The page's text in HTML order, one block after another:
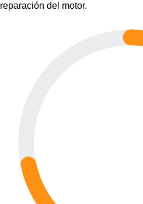
reparación del motor.